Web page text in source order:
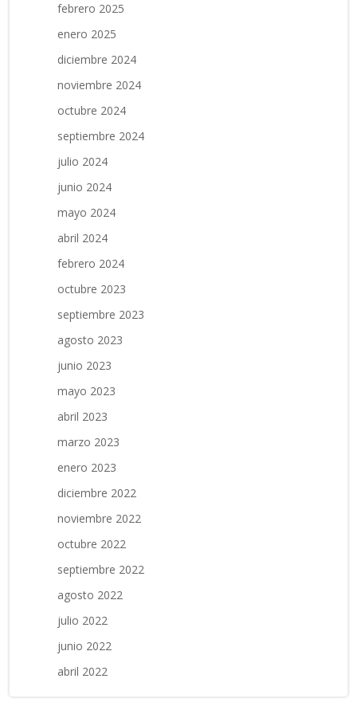
febrero 2025
enero 2025
diciembre 2024
noviembre 2024
octubre 2024
septiembre 2024
julio 2024
junio 2024
mayo 2024
abril 2024
febrero 2024
octubre 2023
septiembre 2023
agosto 2023
junio 2023
mayo 2023
abril 2023
marzo 2023
enero 2023
diciembre 2022
noviembre 2022
octubre 2022
septiembre 2022
agosto 2022
julio 2022
junio 2022
abril 2022